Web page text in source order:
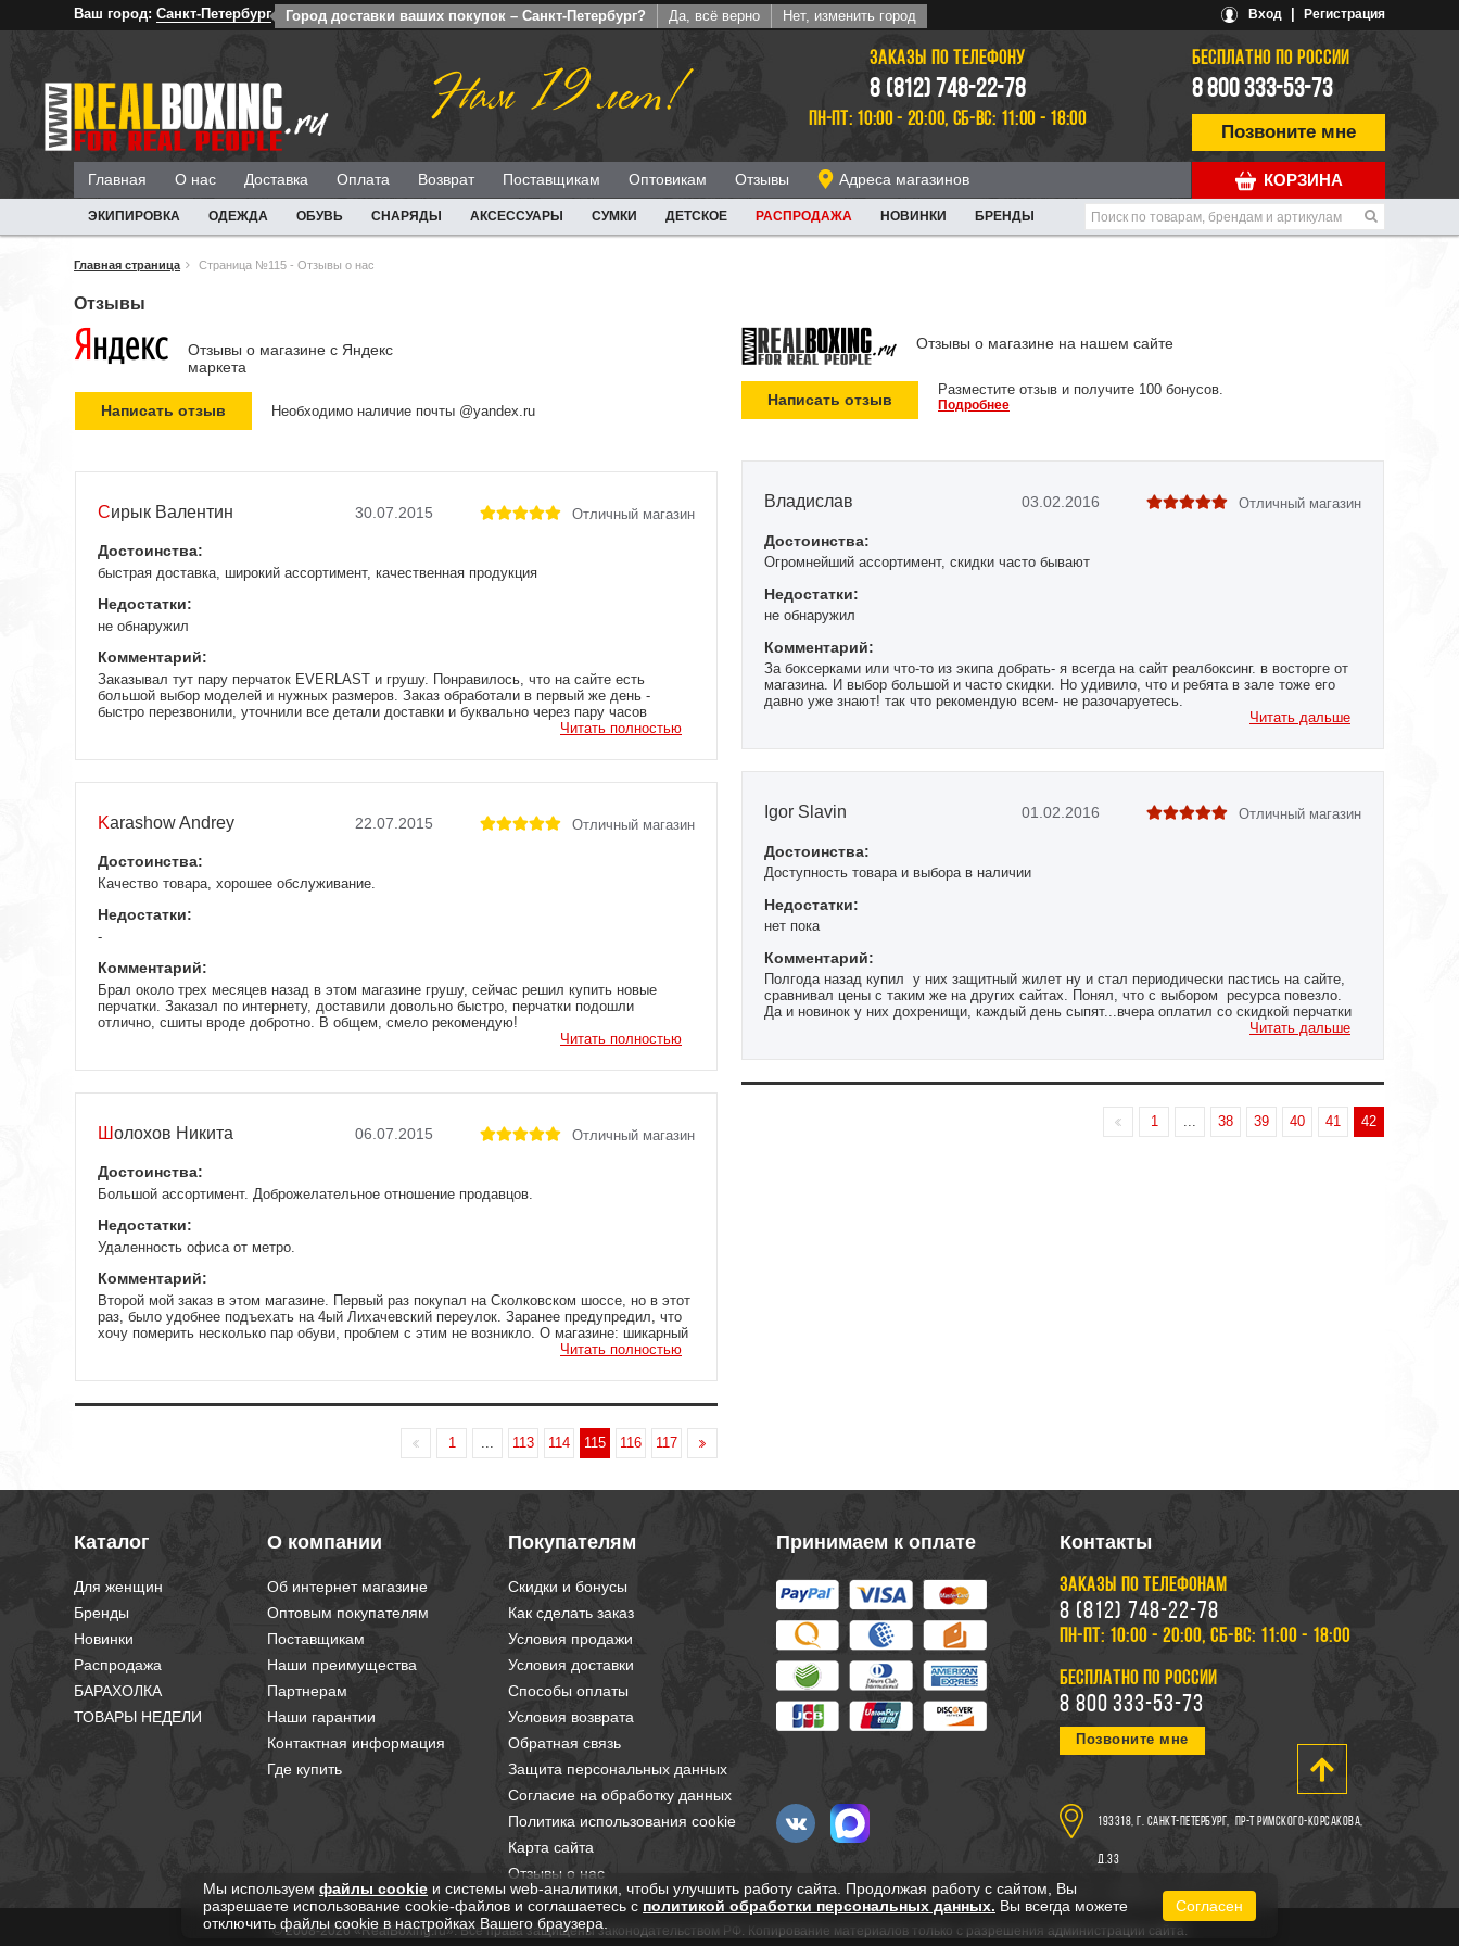
Ваш город: Санкт-Петербург Город доставки ваших покупок – Санкт-Петербург? Да, всё верно Нет, изменить город Вход Регистрация
Нам 19 лет! ЗАКАЗЫ ПО ТЕЛЕФОНУ
8 (812) 748-22-78
ПН-ПТ: 10:00 - 20:00, СБ-ВС: 11:00 - 18:00
БЕСПЛАТНО ПО РОССИИ
8 800 333-53-73
Позвоните мне
КОРЗИНА
Главная О нас Доставка Оплата Возврат Поставщикам Оптовикам Отзывы Адреса магазинов
ЭКИПИРОВКА ОДЕЖДА ОБУВЬ СНАРЯДЫ АКСЕССУАРЫ СУМКИ ДЕТСКОЕ РАСПРОДАЖА НОВИНКИ БРЕНДЫ
Главная страница Страница №115 - Отзывы о нас
Отзывы
Отзывы о магазине c Яндекс
маркета
Необходимо наличие почты @yandex.ru
Сирык Валентин 30.07.2015 Отличный магазин
Достоинства:
быстрая доставка, широкий ассортимент, качественная продукция
Недостатки:
не обнаружил
Комментарий:
Заказывал тут пару перчаток EVERLAST и грушу. Понравилось, что на сайте есть
большой выбор моделей и нужных размеров. Заказ обработали в первый же день -
быстро перезвонили, уточнили все детали доставки и буквально через пару часов
отправили. Товар пришел хорошего качества, магазину спасибо за это, так что я всем
Читать полностью
Karashow Andrey 22.07.2015 Отличный магазин
Достоинства:
Качество товара, хорошее обслуживание.
Недостатки:
-
Комментарий:
Брал около трех месяцев назад в этом магазине грушу, сейчас решил купить новые
перчатки. Заказал по интернету, доставили довольно быстро, перчатки подошли
отлично, сшиты вроде добротно. В общем, смело рекомендую!
Читать полностью
Шолохов Никита 06.07.2015 Отличный магазин
Достоинства:
Большой ассортимент. Доброжелательное отношение продавцов.
Недостатки:
Удаленность офиса от метро.
Комментарий:
Второй мой заказ в этом магазине. Первый раз покупал на Сколковском шоссе, но в этот
раз, было удобнее подъехать на 4ый Лихачевский переулок. Заранее предупредил, что
хочу померить несколько пар обуви, проблем с этим не возникло. О магазине: шикарный
ассортимент, все можно потрогать, померить, сравнить. Очень хорошие продавцы,
впарить. Из недостатков можно назвать удаленность офиса от станций метро, придется
Читать полностью
1 113 114 115 116 117
Отзывы о магазине на нашем сайте
Написать отзыв
Разместите отзыв и получите 100 бонусов.
Подробнее
Владислав 03.02.2016 Отличный магазин
Достоинства:
Огромнейший ассортимент, скидки часто бывают
Недостатки:
не обнаружил
Комментарий:
За боксерками или что-то из экипа добрать- я всегда на сайт реалбоксинг. в восторге от
магазина. И выбор большой и часто скидки. Но удивило, что и ребята в зале тоже его
давно уже знают! так что рекомендую всем- не разочаруетесь.
Читать дальше
Igor Slavin 01.02.2016 Отличный магазин
Достоинства:
Доступность товара и выбора в наличии
Недостатки:
нет пока
Комментарий:
Полгода назад купил у них защитный жилет ну и стал периодически пастись на сайте,
сравнивал цены с таким же на других сайтах. Понял, что с выбором ресурса повезло.
Да и новинок у них дохренищи, каждый день сыпят...вчера оплатил со скидкой перчатки
Читать дальше
1 38 39 40 41 42
Каталог
Для женщин
Бренды
Новинки
Распродажа
БАРАХОЛКА
ТОВАРЫ НЕДЕЛИ
О компании
Об интернет магазине
Оптовым покупателям
Поставщикам
Наши преимущества
Партнерам
Наши гарантии
Контактная информация
Где купить
Покупателям
Скидки и бонусы
Как сделать заказ
Условия продажи
Условия доставки
Способы оплаты
Условия возврата
Обратная связь
Защита персональных данных
Согласие на обработку данных
Политика использования cookie
Карта сайта
Отзывы о нас
Принимаем к оплате Контакты
ЗАКАЗЫ ПО ТЕЛЕФОНАМ
8 (812) 748-22-78
ПН-ПТ: 10:00 - 20:00, СБ-ВС: 11:00 - 18:00
БЕСПЛАТНО ПО РОССИИ
8 800 333-53-73
Позвоните мне
193318, г. Санкт-Петербург, пр-т Римского-Корсакова,
д.33
© 2008-2026 «RealBoxing.ru». Все права защищены законодательством РФ. Копирование материалов только с разрешения администрации сайта.
Мы используем файлы cookie и системы web-аналитики, чтобы улучшить работу сайта. Продолжая работу с сайтом, Вы
разрешаете использование cookie-файлов и соглашаетесь с политикой обработки персональных данных. Вы всегда можете
отключить файлы cookie в настройках Вашего браузера.
Согласен